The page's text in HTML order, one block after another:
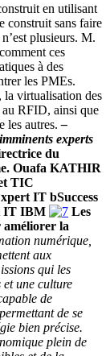
en utilisant
construit sans faire
plusieurs. M.
ces
à des
les PMEs.
la virtualisation des
au RFID, ainsi que
les autres.–
experts
du
Ouafa KATHIR
TIC
IT bSuccess
IT IBM
Les
améliorer la
numérique,
aux
qui les
et une culture
de
de se
bien précise.
plein de